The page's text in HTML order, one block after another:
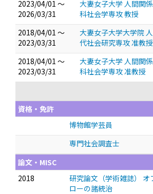
2023/04/01 ～
2026/03/31
大妻女子大学 人間関
科社会学専攻 教授
2018/04/01 ～
2023/03/31
大妻女子大学大学院
代社会研究専攻 准教授
2018/04/01 ～
2023/03/31
大妻女子大学 人間関
科社会学専攻 准教授
資格・免許
博物館学芸員
専門社会調査士
論文・MISC
2018
研究論文（学術雑誌） オ
ローの諸統治